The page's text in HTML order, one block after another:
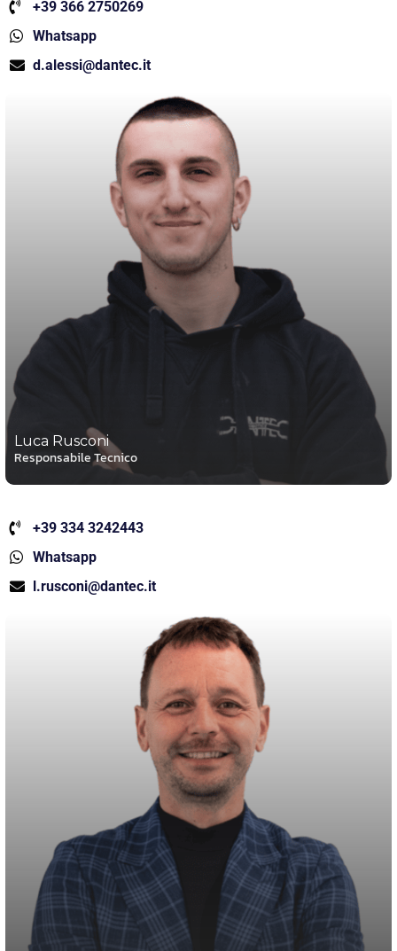
+39 366 2750269
Whatsapp
d.alessi@dantec.it
Luca Rusconi
Responsabile Tecnico
+39 334 3242443
Whatsapp
l.rusconi@dantec.it